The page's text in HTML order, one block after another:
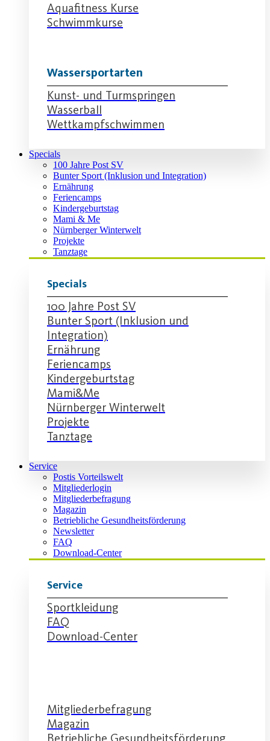
Aquafitness Kurse
Schwimmkurse
Wassersportarten
Kunst- und Turmspringen
Wasserball
Wettkampfschwimmen
Specials
100 Jahre Post SV
Bunter Sport (Inklusion und Integration)
Ernährung
Feriencamps
Kindergeburtstag
Mami & Me
Nürnberger Winterwelt
Projekte
Tanztage
Specials
100 Jahre Post SV
Bunter Sport (Inklusion und
Integration)
Ernährung
Feriencamps
Kindergeburtstag
Mami&Me
Nürnberger Winterwelt
Projekte
Tanztage
Service
Postis Vorteilswelt
Mitgliederlogin
Mitgliederbefragung
Magazin
Betriebliche Gesundheitsförderung
Newsletter
FAQ
Download-Center
Service
Sportkleidung
FAQ
Download-Center
Mitgliederbefragung
Magazin